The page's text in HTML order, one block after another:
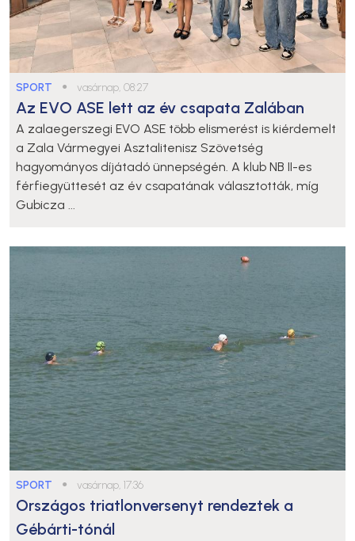
SPORT ● vasárnap, 08:27
Az EVO ASE lett az év csapata Zalában
A zalaegerszegi EVO ASE több elismerést is kiérdemelt
a Zala Vármegyei Asztalitenisz Szövetség
hagyományos díjátadó ünnepségén. A klub NB II-es
férfiegyüttesét az év csapatának választották, míg
Gubicza ...
SPORT ● vasárnap, 17:36
Országos triatlonversenyt rendeztek a
Gébárti-tónál